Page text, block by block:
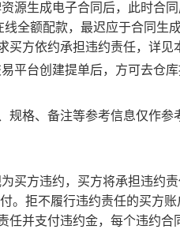
源生成电子合同后，此时合
线全额配款，最迟应于合同
买方依约承担违约责任，详见
平台创建提单后，方可去仓
规格、备注等参考信息仅作
买方违约，买方将承担违约
。拒不履行违约责任的买方
任并支付违约金，每个违约